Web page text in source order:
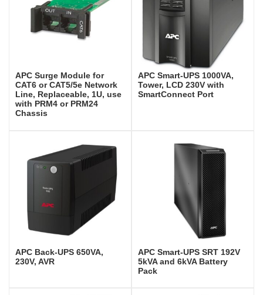
APC Surge Module for
CAT6 or CAT5/5e Network
Line, Replaceable, 1U, use
with PRM4 or PRM24
Chassis
APC Smart-UPS 1000VA,
Tower, LCD 230V with
SmartConnect Port
APC Back-UPS 650VA,
230V, AVR
APC Smart-UPS SRT 192V
5kVA and 6kVA Battery
Pack